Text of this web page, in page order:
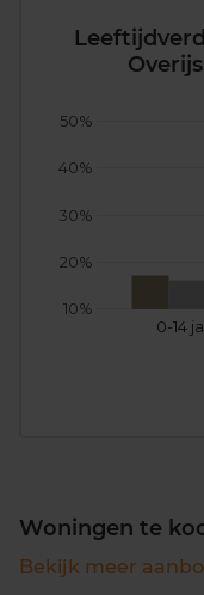
0-14
10%
20%
30%
40%
50%
Woningen te
Bekijk meer